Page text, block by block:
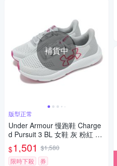
補貨中
版型正常
Under Armour 慢跑鞋 Charge
d Pursuit 3 BL 女鞋 灰 粉紅 緩
震 透氣 運動鞋 UA 302652310
6
$1,501 $1,580
限時下殺
券